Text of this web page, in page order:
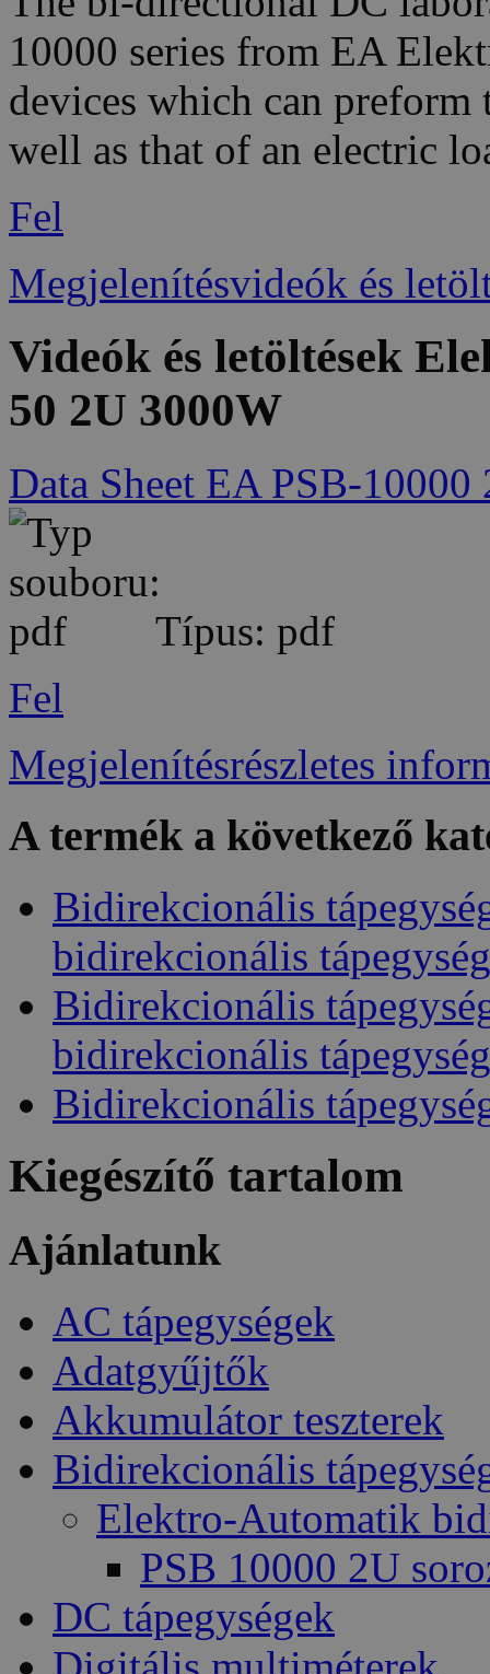
10000 series from EA
devices which can
well as that of an electric
Fel
Megjelenítésvideók és
Videók és letöltések
50 2U 3000W
Data Sheet EA PSB-10000
Típus: pdf
Fel
Megjelenítésrészletes
A termék a következő
Bidirekcionális
bidirekcionális
Bidirekcionális
bidirekcionális
Bidirekcionális
Kiegészítő tartalom
Ajánlatunk
AC tápegységek
Adatgyűjtők
Akkumulátor teszterek
Bidirekcionális
Elektro-Automatik
PSB 10000 2U
DC tápegységek